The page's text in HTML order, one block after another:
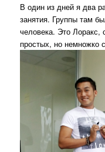
В один из дней я два
занятия. Группы там
человека. Это Лоракс,
простых, но немножко